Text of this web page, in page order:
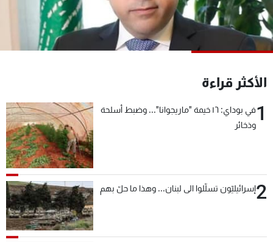
الأكثر قراءة
1
في بوداي: ١٦ خيمة "ماريجوانا"... وضبط أسلحة
وذخائر
2إسرائيليّون تسلّلوا الى لبنان... وهذا ما حلّ بهم
البرامج
جدول البرامج
الترددات
عن MTV
الإنـتـاج
وظائف
شروط الإسـتخدام
سياسة الخصوصية